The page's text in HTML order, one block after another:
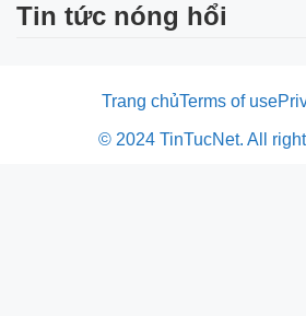
Tin tức nóng hổi
Trang chủTerms of use
© 2024 TinTucNet. All